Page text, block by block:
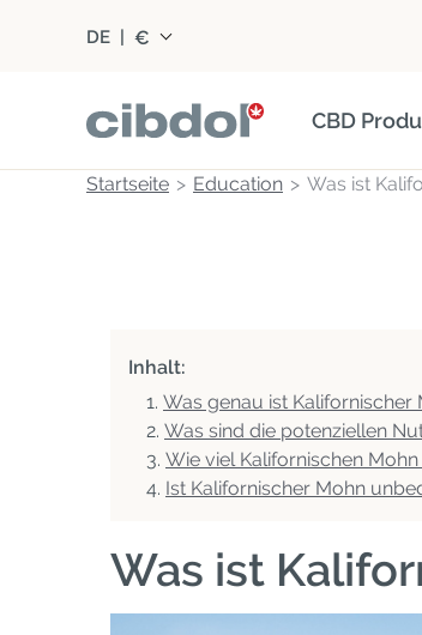
DE | €
CBD
Startseite Education Was ist
Inhalt:
Was genau ist Kalifornischer
Was sind die potenziellen
Wie viel Kalifornischen
Ist Kalifornischer Mohn
Was ist